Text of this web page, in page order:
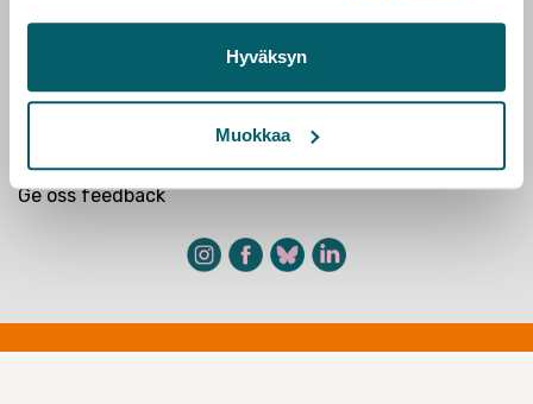
Hyväksyn
Muokkaa
Arbetslöshetskassan Ote
Konktaktuppgifter
Medlemsföreningar
Ge oss feedback